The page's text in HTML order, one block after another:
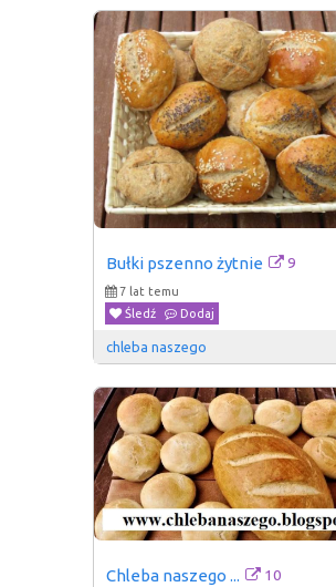
Bułki pszenno żytnie 9
7 lat temu
Śledź
Dodaj
chleba naszego
Chleba naszego ... 10